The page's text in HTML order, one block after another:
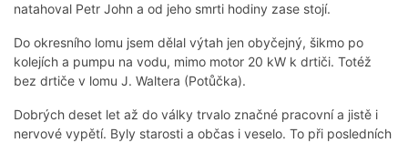
natahoval Petr John a od jeho smrti hodiny zase stojí.
Do okresního lomu jsem dělal výtah jen obyčejný, šikmo po
kolejích a pumpu na vodu, mimo motor 20 kW k drtiči. Totéž
bez drtiče v lomu J. Waltera (Potůčka).
Dobrých deset let až do války trvalo značné pracovní a jistě i
nervové vypětí. Byly starosti a občas i veselo. To při posledních